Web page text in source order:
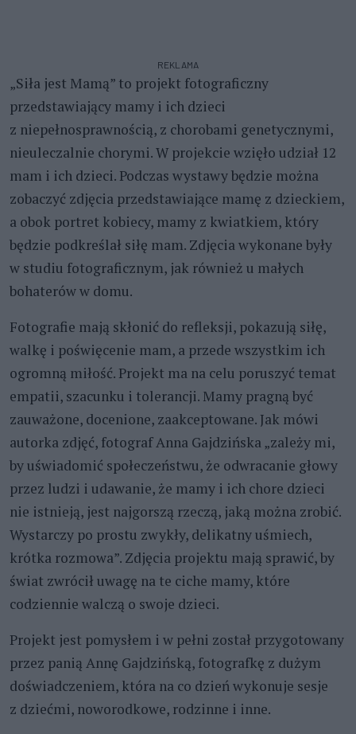
REKLAMA
„Siła jest Mamą” to projekt fotograficzny
przedstawiający mamy i ich dzieci
z niepełnosprawnością, z chorobami genetycznymi,
nieuleczalnie chorymi. W projekcie wzięło udział 12
mam i ich dzieci. Podczas wystawy będzie można
zobaczyć zdjęcia przedstawiające mamę z dzieckiem,
a obok portret kobiecy, mamy z kwiatkiem, który
będzie podkreślał siłę mam. Zdjęcia wykonane były
w studiu fotograficznym, jak również u małych
bohaterów w domu.
Fotografie mają skłonić do refleksji, pokazują siłę,
walkę i poświęcenie mam, a przede wszystkim ich
ogromną miłość. Projekt ma na celu poruszyć temat
empatii, szacunku i tolerancji. Mamy pragną być
zauważone, docenione, zaakceptowane. Jak mówi
autorka zdjęć, fotograf Anna Gajdzińska „zależy mi,
by uświadomić społeczeństwu, że odwracanie głowy
przez ludzi i udawanie, że mamy i ich chore dzieci
nie istnieją, jest najgorszą rzeczą, jaką można zrobić.
Wystarczy po prostu zwykły, delikatny uśmiech,
krótka rozmowa”. Zdjęcia projektu mają sprawić, by
świat zwrócił uwagę na te ciche mamy, które
codziennie walczą o swoje dzieci.
Projekt jest pomysłem i w pełni został przygotowany
przez panią Annę Gajdzińską, fotografkę z dużym
doświadczeniem, która na co dzień wykonuje sesje
z dziećmi, noworodkowe, rodzinne i inne.